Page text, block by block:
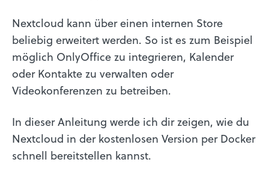
Nextcloud kann über einen internen Store
beliebig erweitert werden. So ist es zum Beispiel
möglich OnlyOffice zu integrieren, Kalender
oder Kontakte zu verwalten oder
Videokonferenzen zu betreiben.
In dieser Anleitung werde ich dir zeigen, wie du
Nextcloud in der kostenlosen Version per Docker
schnell bereitstellen kannst.